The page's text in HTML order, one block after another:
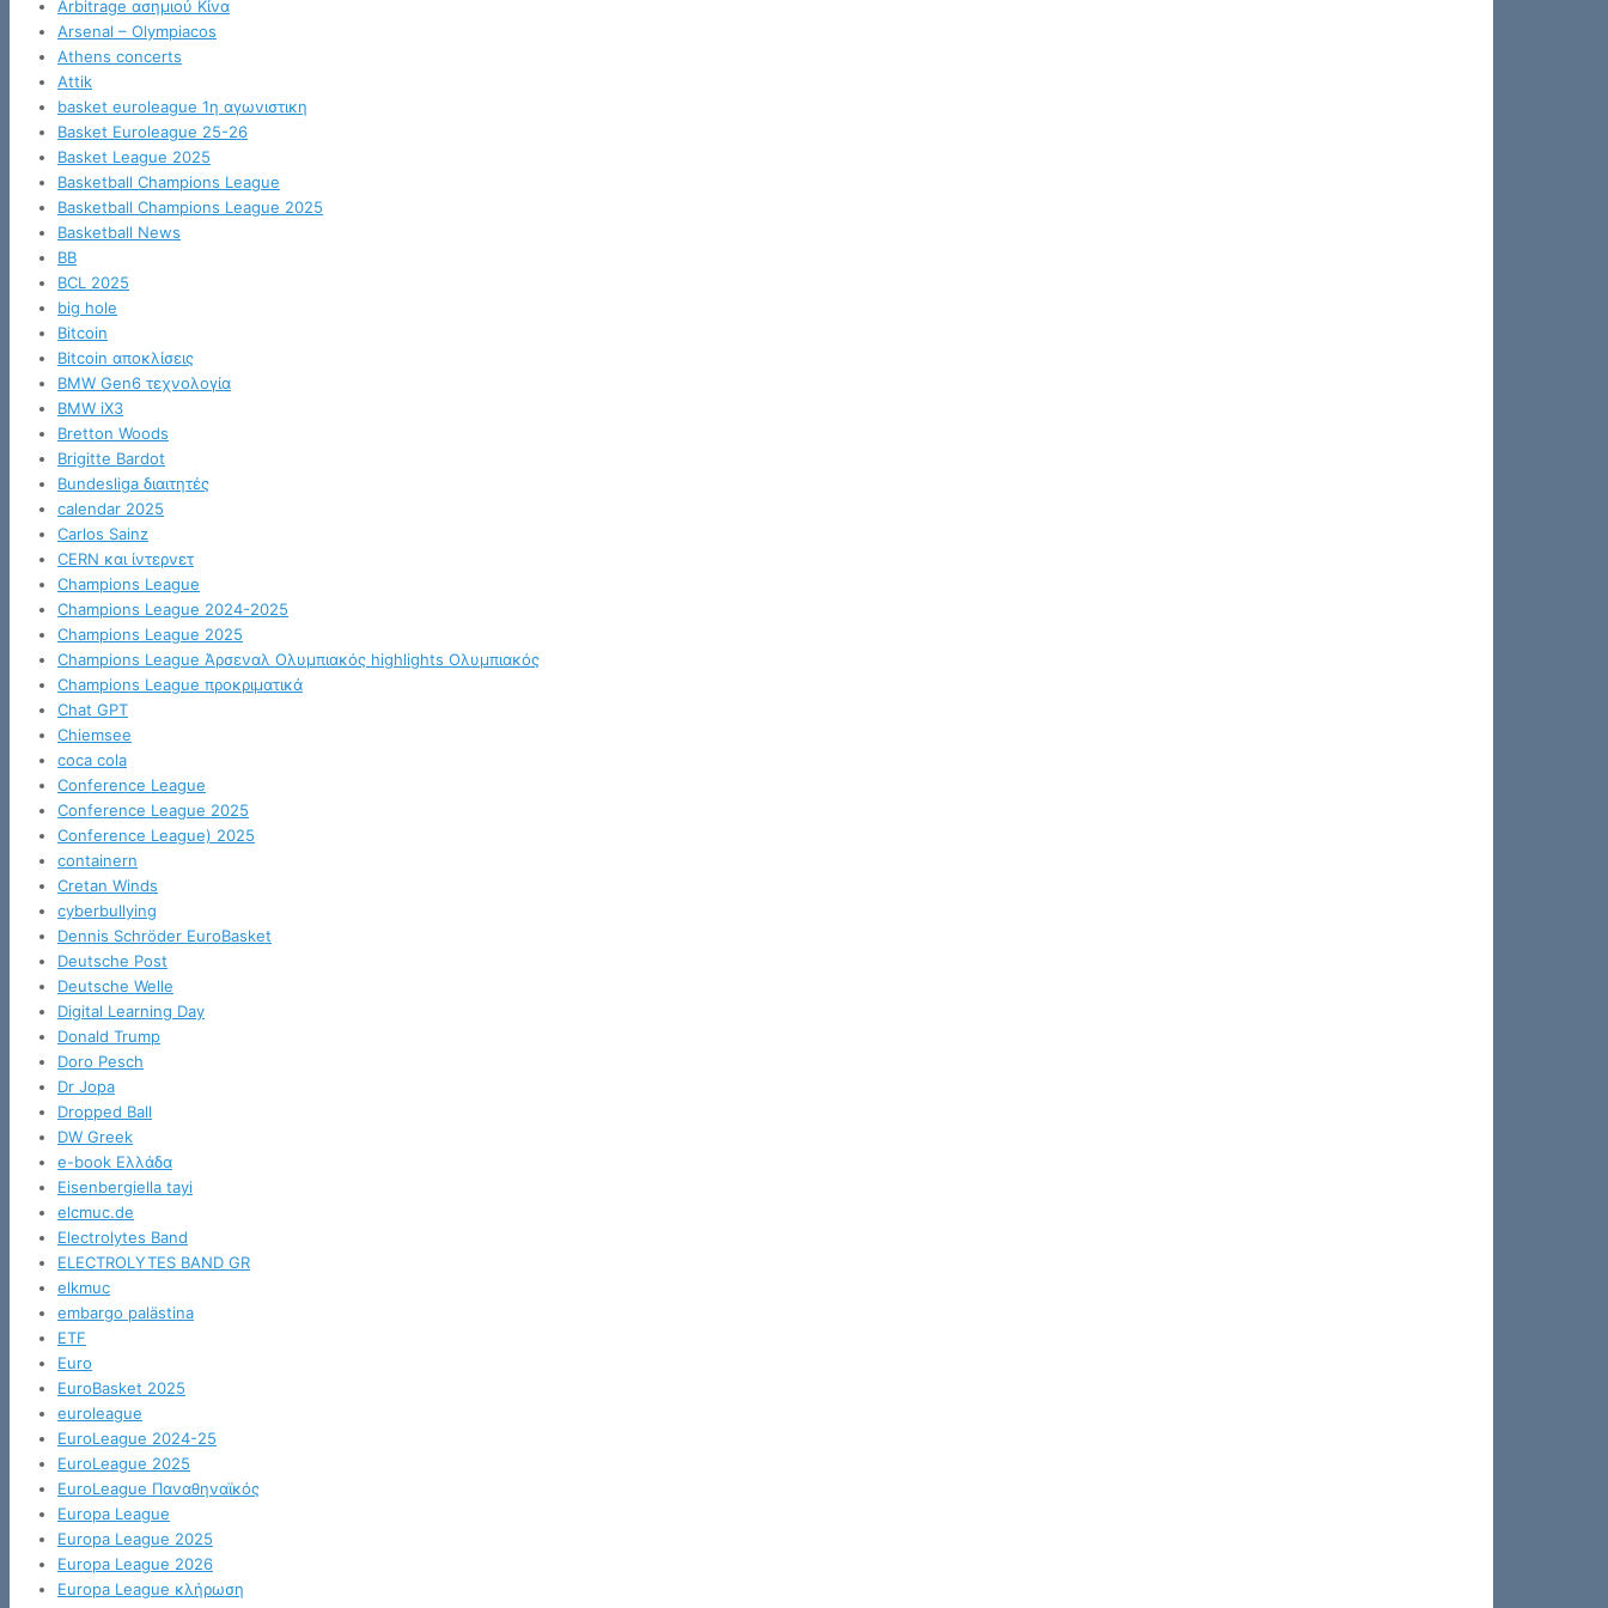
Arbitrage ασημιού Κίνα
Arsenal – Olympiacos
Athens concerts
Attik
basket euroleague 1η αγωνιστικη
Basket Euroleague 25-26
Basket League 2025
Basketball Champions League
Basketball Champions League 2025
Basketball News
BB
BCL 2025
big hole
Bitcoin
Bitcoin αποκλίσεις
BMW Gen6 τεχνολογία
BMW iX3
Bretton Woods
Brigitte Bardot
Bundesliga διαιτητές
calendar 2025
Carlos Sainz
CERN και ίντερνετ
Champions League
Champions League 2024-2025
Champions League 2025
Champions League Άρσεναλ Ολυμπιακός highlights Ολυμπιακός
Champions League προκριματικά
Chat GPT
Chiemsee
coca cola
Conference League
Conference League 2025
Conference League) 2025
containern
Cretan Winds
cyberbullying
Dennis Schröder EuroBasket
Deutsche Post
Deutsche Welle
Digital Learning Day
Donald Trump
Doro Pesch
Dr Jopa
Dropped Ball
DW Greek
e-book Ελλάδα
Eisenbergiella tayi
elcmuc.de
Electrolytes Band
ELECTROLYTES BAND GR
elkmuc
embargo palästina
ETF
Euro
EuroBasket 2025
euroleague
EuroLeague 2024-25
EuroLeague 2025
EuroLeague Παναθηναϊκός
Europa League
Europa League 2025
Europa League 2026
Europa League κλήρωση